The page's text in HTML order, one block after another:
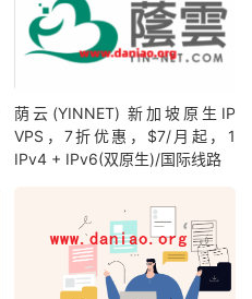
荫云(YINNET) 新加坡原生IP
VPS，7折优惠，$7/月起，1
IPv4 + IPv6(双原生)/国际线路